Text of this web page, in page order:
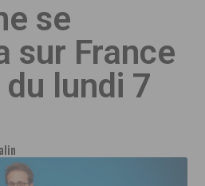
se
sur France
lundi 7